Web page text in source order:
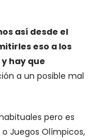
así desde el
eso a los
hay que
a un posible mal
pero es
Juegos Olímpicos,